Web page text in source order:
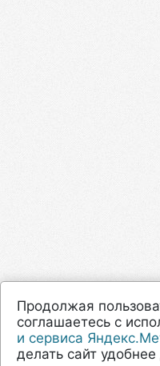
Продолжая
соглашаетесь с
и сервиса
делать сайт